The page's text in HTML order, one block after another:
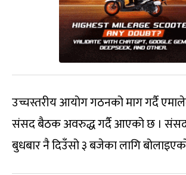
उच्चस्तरीय आयोग गठनको माग गर्दै
संसद बैठक अवरुद्ध गर्दै आएको छ ।
बुधबार नै दिउँसो ३ बजेका लागि